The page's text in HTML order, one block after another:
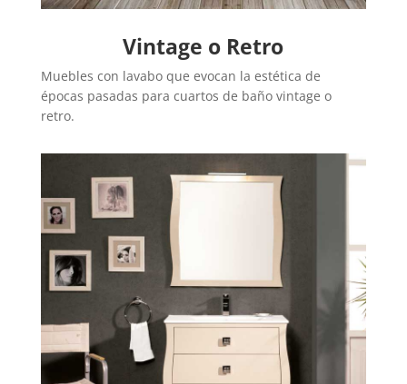
Vintage o Retro
Muebles con lavabo que evocan la estética de
épocas pasadas para cuartos de baño vintage o
retro.